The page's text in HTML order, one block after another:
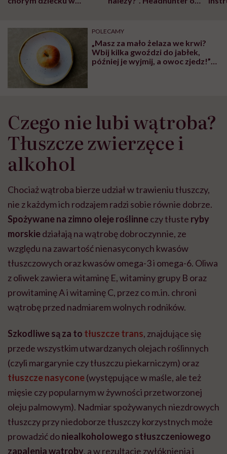
może chyba tylko
głupota i brak
wyobraźni"
pracy
POLECAMY
„Masz za mało żelaza we krwi?
Wbij kilka gwoździ do jabłek,
później je wyjmij, a owoc zjedz!”
Czego nie lubi wątroba?
Tłuszcze zwierzęce i
alkohol
Chociaż wątroba bierze udział w trawieniu tłuszczy,
nie z każdym ich rodzajem radzi sobie równie dobrze.
Spożywane na zimno oleje roślinneczy tłuste ryby
morskiedziałają na wątrobę dobroczynnie, ze
względu na zawartość nienasyconych kwasów
tłuszczowych oraz kwasów omega-3 i omega-6. Oliwa
z oliwek zawiera witaminę E, witaminy grupy B oraz
prowitaminę A i witaminę C, przez co m.in. chroni
wątrobę przed nadmiarem wolnych rodników.
Szkodliwe są za to tłuszcze trans, znajdujące się
przede wszystkim utwardzanych olejach roślinnych
(czyli margarynie czy tłuszczu piekarniczym) oraz
tłuszcze nasycone(występujące w maśle, ale też
mięsie czy popularnym w żywności przetworzonej
oleju palmowym). Nadmiar spożywanych niezdrowych
tłuszczy przy niedoborze tłuszczy korzystnych może
prowadzić doniealkoholowego stłuszczeniowego
zapalenia wątroby, a w rezultacie zwłóknienia i